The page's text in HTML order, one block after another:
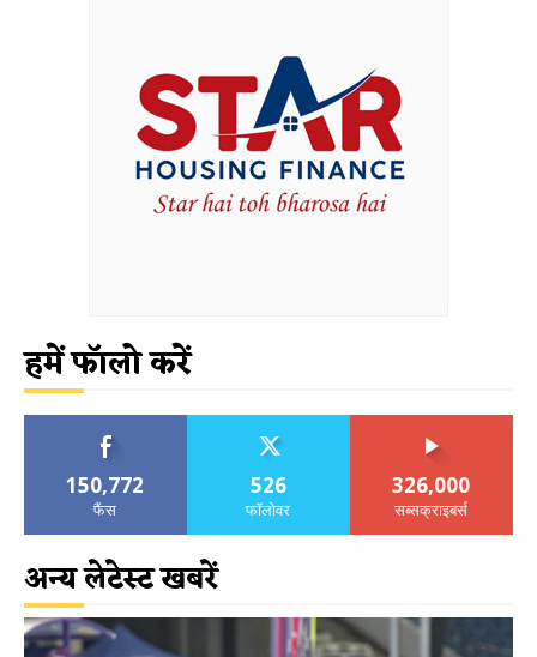
हमें फॉलो करें
150,772
फैंस
526
फॉलोवर
326,000
सब्सक्राइबर्स
अन्य लेटेस्ट खबरें